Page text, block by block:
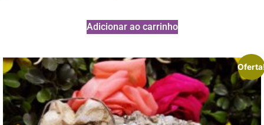
Adicionar ao carrinho